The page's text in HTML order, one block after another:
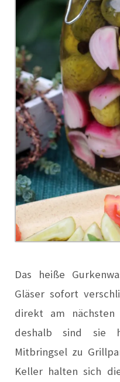
Das heiße
Gläser sofort
direkt am nächsten
deshalb sind sie
Mitbringsel zu
Keller halten sich